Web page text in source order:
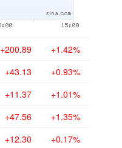
+200.89 +1.42%
+43.13 +0.93%
+11.37 +1.01%
+47.56 +1.35%
+12.30 +0.17%